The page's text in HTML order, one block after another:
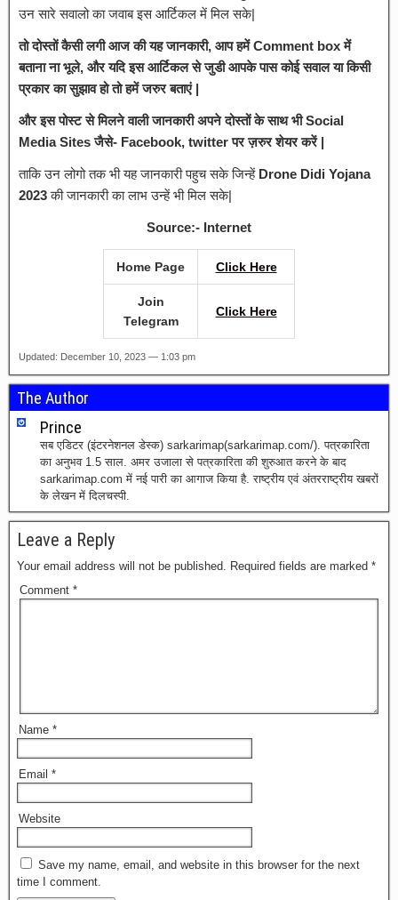
उन सारे सवालो का जवाब इस आर्टिकल में मिल सके|
तो दोस्तों कैसी लगी आज की यह जानकारी, आप हमें Comment box में
बताना ना भूले, और यदि इस आर्टिकल से जुडी आपके पास कोई सवाल या किसी
प्रकार का सुझाव हो तो हमें जरुर बताएं |
और इस पोस्ट से मिलने वाली जानकारी अपने दोस्तों के साथ भी Social
Media Sites जैसे- Facebook, twitter पर ज़रुर शेयर करें |
ताकि उन लोगो तक भी यह जानकारी पहुच सके जिन्हें Drone Didi Yojana
2023की जानकारी का लाभ उन्हें भी मिल सके|
Source:- Internet
Home Page Click Here
Join
Telegram
Click Here
Updated: December 10, 2023 — 1:03 pm
The Author
Prince
सब एडिटर (इंटरनेशनल डेस्क) sarkarimap(sarkarimap.com/). पत्रकारिता
का अनुभव 1.5 साल. अमर उजाला से पत्रकारिता की शुरुआत करने के बाद
sarkarimap.com में नई पारी का आगाज किया है. राष्ट्रीय एवं अंतरराष्ट्रीय खबरों
के लेखन में दिलचस्पी.
Leave a Reply
Your email address will not be published. Required fields are marked *
Comment *
Name *
Email *
Website
Save my name, email, and website in this browser for the next
time I comment.